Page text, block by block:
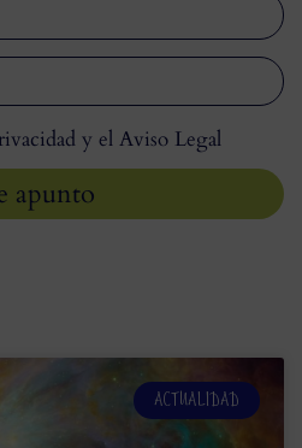
y el Aviso Legal
apunto
ACTUALIDAD